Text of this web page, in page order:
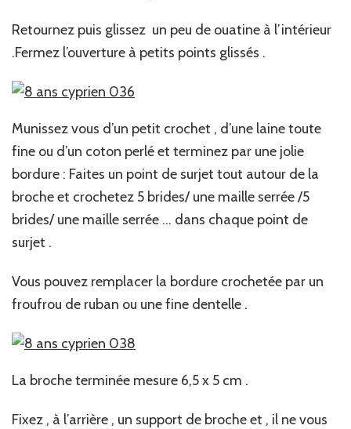
Retournez puis glissez un peu de ouatine à l’intérieur
.Fermez l’ouverture à petits points glissés .
Munissez vous d’un petit crochet , d’une laine toute
fine ou d’un coton perlé et terminez par une jolie
bordure : Faites un point de surjet tout autour de la
broche et crochetez 5 brides/ une maille serrée /5
brides/ une maille serrée … dans chaque point de
surjet .
Vous pouvez remplacer la bordure crochetée par un
froufrou de ruban ou une fine dentelle .
La broche terminée mesure 6,5 x 5 cm .
Fixez , à l’arrière , un support de broche et , il ne vous